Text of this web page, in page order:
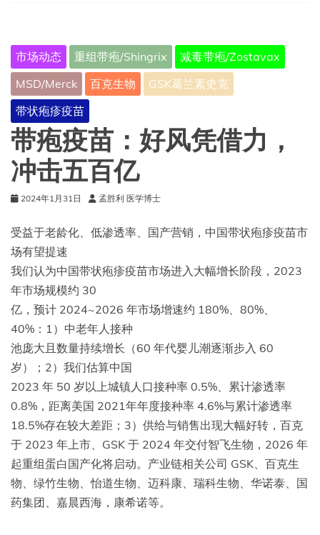
申
请
上
市
技
术
审
评
报
告
市场动态 重组带疱/Shingrix
减毒带疱/Zostavax
MSD/Merck
百克生物
GSK葛兰素史克
带状疱疹疫苗
带疱疫苗：好风凭借力，
冲击五百亿
2024年1月31日 孟胜利 医学博士
受益于老龄化、低渗透率、国产营销，中国带状疱疹疫苗市
场有望提速
我们认为中国带状疱疹疫苗市场进入大幅增长阶段，2023
年市场规模约 30
亿，预计 2024~2026 年市场增速约 180%、80%、
40%：1）中老年人接种
池庞大且数量持续增长（60 年代婴儿潮逐渐步入 60
岁）；2）我们估算中国
2023 年 50 岁以上城镇人口接种率 0.5%、累计渗透率
0.8%，距离美国 2021年年度接种率 4.6%与累计渗透率
18.5%存在较大差距；3）供给与销售出现大幅好转，百克
于 2023 年上市、GSK 于 2024 年交付智飞生物，2026 年
起重组蛋白国产化将启动。产业链相关公司 GSK、百克生
物、绿竹生物、怡道生物、迈科康、瑞科生物、华诺泰、国
药集团、嘉晨西海，康希诺等。